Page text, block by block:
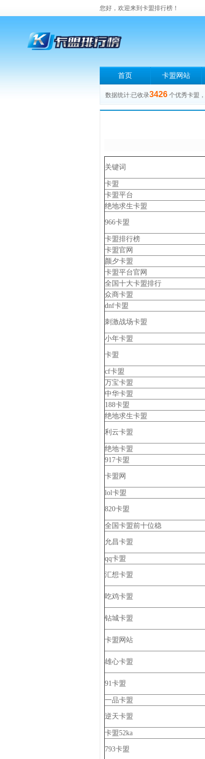
您好，欢迎来到卡盟排行榜！
首页 卡盟网站
数据统计:已收录3426 个优秀卡盟，
关键词
卡盟
卡盟平台
绝地求生卡盟
966卡盟
卡盟排行榜
卡盟官网
颜夕卡盟
卡盟平台官网
全国十大卡盟排行
众商卡盟
dnf卡盟
刺激战场卡盟
小年卡盟
卡盟
cf卡盟
万宝卡盟
中华卡盟
188卡盟
绝地求生卡盟
利云卡盟
绝地卡盟
917卡盟
卡盟网
lol卡盟
820卡盟
全国卡盟前十位稳
允昌卡盟
qq卡盟
汇想卡盟
吃鸡卡盟
钻城卡盟
卡盟网站
雄心卡盟
91卡盟
一品卡盟
逆天卡盟
卡盟52ka
793卡盟